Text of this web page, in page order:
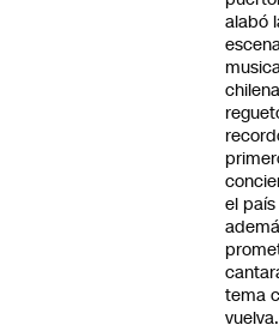
alabó
el
tema
vuelva.